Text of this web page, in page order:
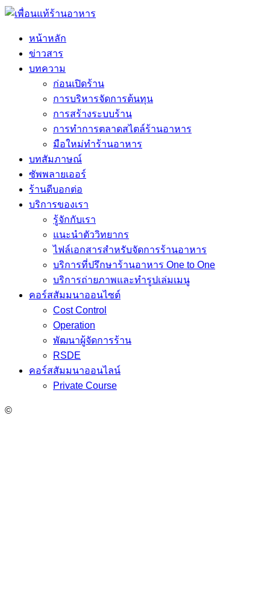
หน้าหลัก
ข่าวสาร
บทความ
ก่อนเปิดร้าน
การบริหารจัดการต้นทุน
การสร้างระบบร้าน
การทำการตลาดสไตล์ร้านอาหาร
มือใหม่ทำร้านอาหาร
บทสัมภาษณ์
ซัพพลายเออร์
ร้านดีบอกต่อ
บริการของเรา
รู้จักกับเรา
แนะนำตัววิทยากร
ไฟล์เอกสารสำหรับจัดการร้านอาหาร
บริการที่ปรึกษาร้านอาหาร One to One
บริการถ่ายภาพและทำรูปเล่มเมนู
คอร์สสัมมนาออนไซต์
Cost Control
Operation
พัฒนาผู้จัดการร้าน
RSDE
คอร์สสัมมนาออนไลน์
Private Course
©